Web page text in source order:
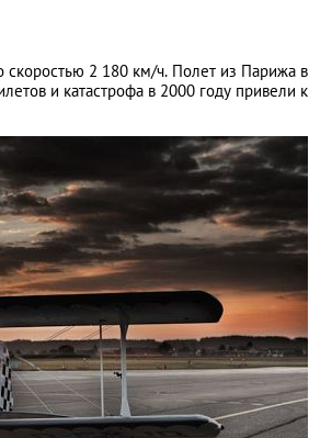
скоростью 2 180 км/ч. Полет из Парижа в
и катастрофа в 2000 году привели к